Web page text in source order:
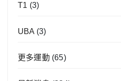
T1 (3)
UBA (3)
更多運動 (65)